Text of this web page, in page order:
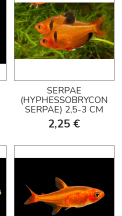
SERPAE
(HYPHESSOBRYCON
SERPAE) 2,5-3 CM
2,25 €